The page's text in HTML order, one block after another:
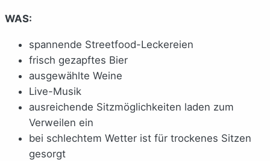
WAS:
spannende Streetfood-Leckereien
frisch gezapftes Bier
ausgewählte Weine
Live-Musik
ausreichende Sitzmöglichkeiten laden zum
Verweilen ein
bei schlechtem Wetter ist für trockenes Sitzen
gesorgt